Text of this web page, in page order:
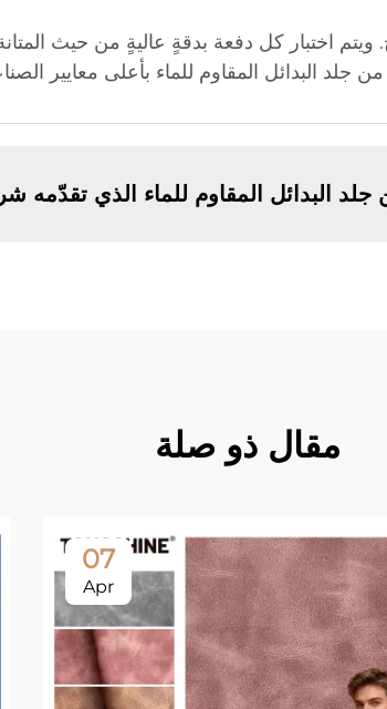
اختبار كل دفعة بدقةٍ عاليةٍ من حيث المتانة،
جلد البدائل المقاوم للماء بأعلى معايير
البدائل المقاوم للماء الذي تقدّمه
مقال ذو صلة
07
Apr